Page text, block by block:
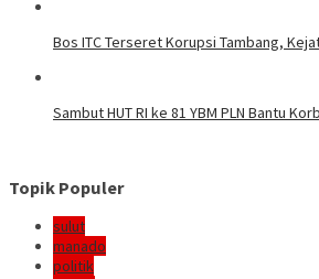
Bos ITC Terseret Korupsi Tambang,
Sambut HUT RI ke 81 YBM PLN Bantu
Topik Populer
sulut
manado
politik